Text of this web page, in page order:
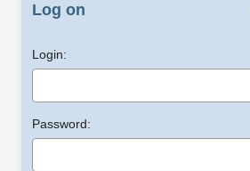
Log on
Login:
Password: